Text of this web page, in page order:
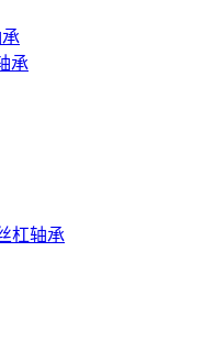
承
杠轴承